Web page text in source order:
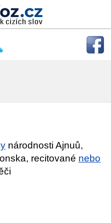
národnosti Ajnuů,
recitované nebo